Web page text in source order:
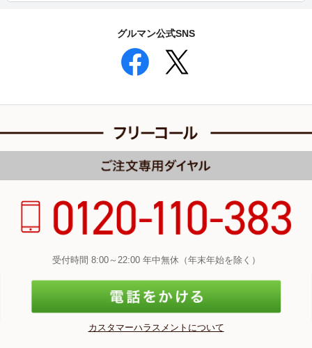
グルマン公式SNS
受付時間 8:00～22:00 年中無休（年末年始を除く）
カスタマーハラスメントについて